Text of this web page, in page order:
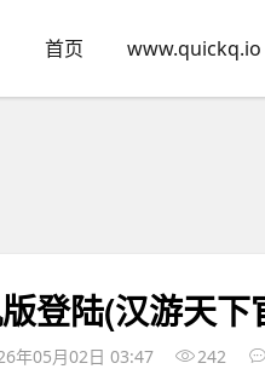
首页 www.quickq.io
登陆(汉游天下
年05月02日 03:47 242